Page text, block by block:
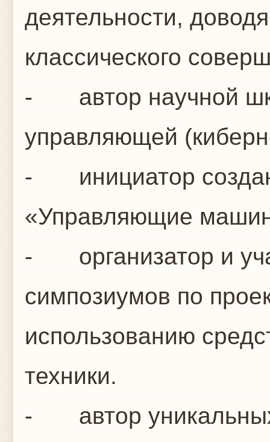
деятельности,
классического
- автор научной
управляющей
- инициатор
«Управляющие
- организатор и
симпозиумов по
использованию
техники.
- автор уникальных